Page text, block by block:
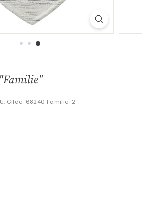
Gilde-68240 Familie-2